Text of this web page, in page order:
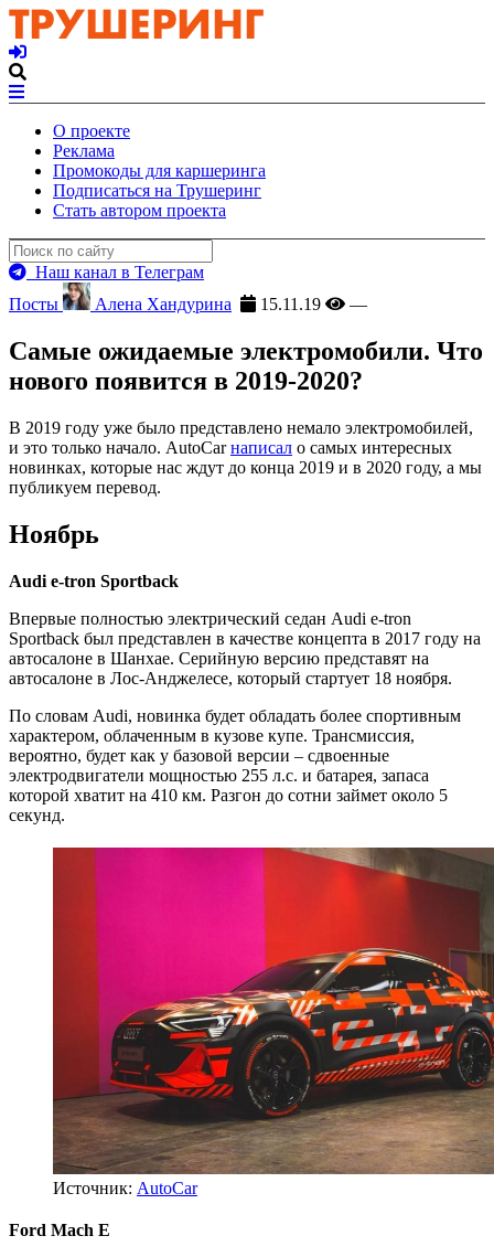
О проекте
Реклама
Промокоды для каршеринга
Подписаться на Трушеринг
Стать автором проекта
Наш канал в Телеграм
Посты
Алена Хандурина 15.11.19 —
Самые ожидаемые электромобили. Что
нового появится в 2019-2020?
В 2019 году уже было представлено немало электромобилей,
и это только начало. AutoCarнаписал о самых интересных
новинках, которые нас ждут до конца 2019 и в 2020 году, а мы
публикуем перевод.
Ноябрь
Audi e-tron Sportback
Впервые полностью электрический седан Audi e-tron
Sportback был представлен в качестве концепта в 2017 году на
автосалоне в Шанхае. Серийную версию представят на
автосалоне в Лос-Анджелесе, который стартует 18 ноября.
По словам Audi, новинка будет обладать более спортивным
характером, облаченным в кузове купе. Трансмиссия,
вероятно, будет как у базовой версии – сдвоенные
электродвигатели мощностью 255 л.с. и батарея, запаса
которой хватит на 410 км. Разгон до сотни займет около 5
секунд.
Источник: AutoCar
Ford Mach E